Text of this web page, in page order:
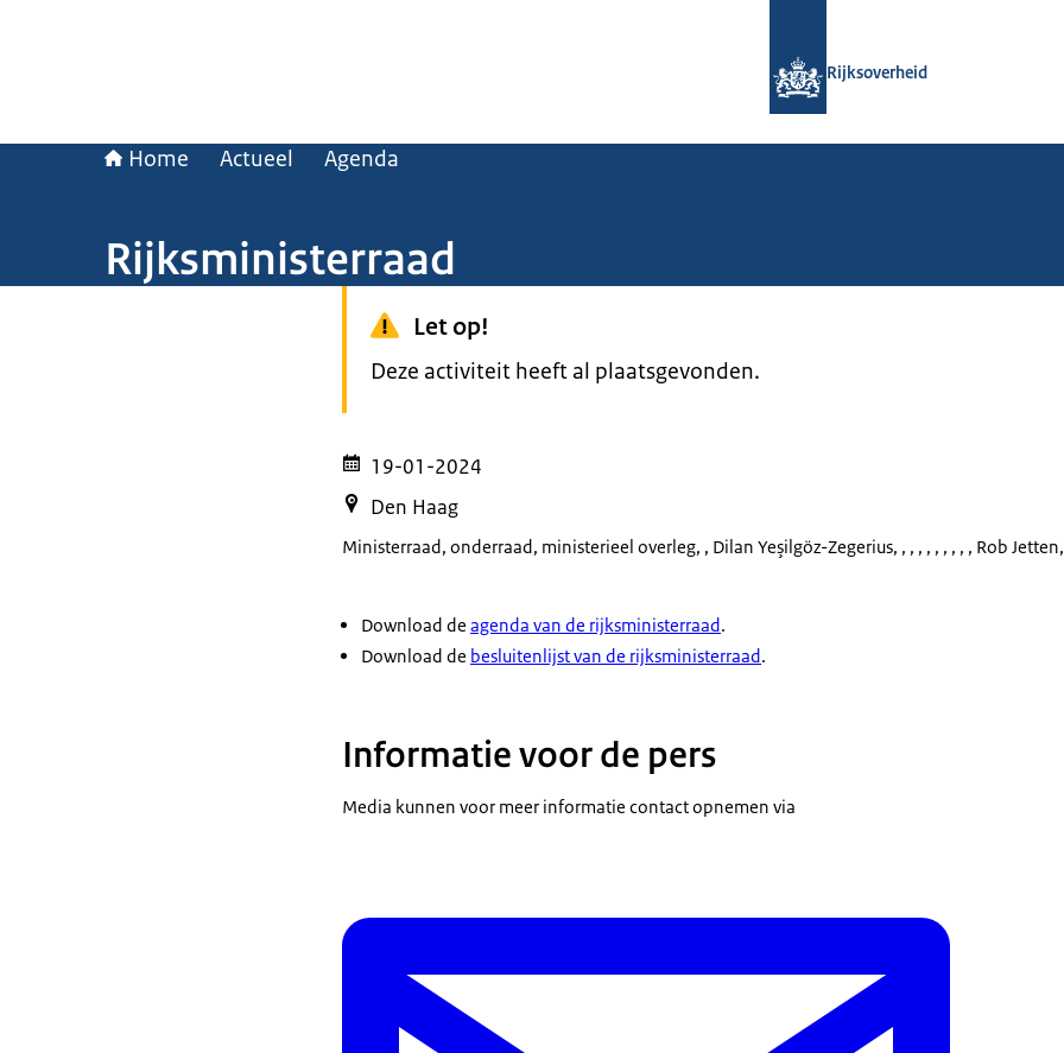
Rijksoverheid
Home Actueel Agenda
Rijksministerraad
Let op!
Deze activiteit heeft al plaatsgevonden.
19-01-2024
Den Haag
Ministerraad, onderraad, ministerieel overleg, , Dilan Yeşilgöz-Zegerius, , , , , , , , , , Rob
Download de agenda van de rijksministerraad.
Download de besluitenlijst van de rijksministerraad.
Informatie voor de pers
Media kunnen voor meer informatie contact opnemen via